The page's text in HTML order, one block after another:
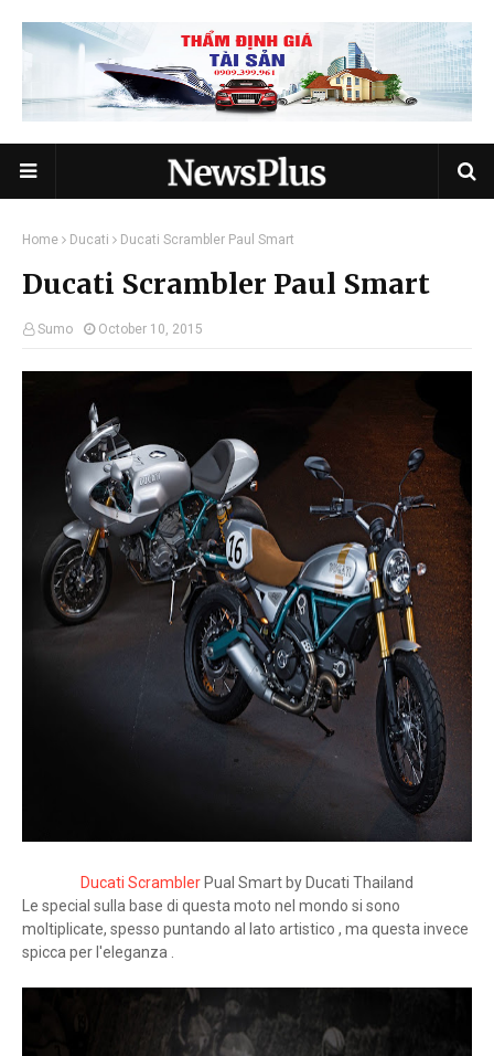
Home Ducati Ducati Scrambler Paul Smart
Ducati Scrambler Paul Smart
Sumo October 10, 2015
Ducati Scrambler Pual Smart by Ducati Thailand
Le special sulla base di questa moto nel mondo si sono
moltiplicate, spesso puntando al lato artistico , ma questa invece
spicca per l'eleganza .